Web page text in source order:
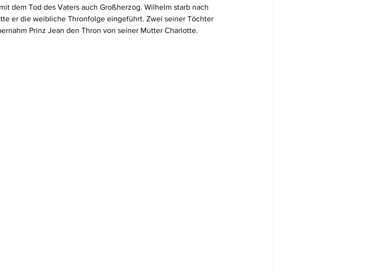
dem Tod des Vaters auch Großherzog. Wilhelm starb nach
er die weibliche Thronfolge eingeführt. Zwei seiner Töchter
Prinz Jean den Thron von seiner Mutter Charlotte.